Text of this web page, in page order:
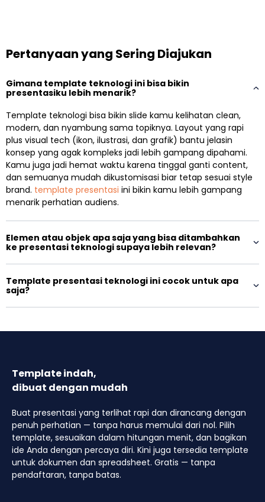
Pertanyaan yang Sering Diajukan
Gimana template teknologi ini bisa bikin
presentasiku lebih menarik?
Template teknologi bisa bikin slide kamu kelihatan clean,
modern, dan nyambung sama topiknya. Layout yang rapi
plus visual tech (ikon, ilustrasi, dan grafik) bantu jelasin
konsep yang agak kompleks jadi lebih gampang dipahami.
Kamu juga jadi hemat waktu karena tinggal ganti content,
dan semuanya mudah dikustomisasi biar tetap sesuai style
brand. template presentasi ini bikin kamu lebih gampang
menarik perhatian audiens.
Elemen atau objek apa saja yang bisa ditambahkan
ke presentasi teknologi supaya lebih relevan?
Template presentasi teknologi ini cocok untuk apa
saja?
Template indah,
dibuat dengan mudah
Buat presentasi yang terlihat rapi dan dirancang dengan
penuh perhatian — tanpa harus memulai dari nol. Pilih
template, sesuaikan dalam hitungan menit, dan bagikan
ide Anda dengan percaya diri. Kini juga tersedia template
untuk dokumen dan spreadsheet. Gratis — tanpa
pendaftaran, tanpa batas.